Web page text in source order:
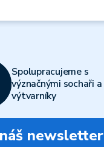
Spolupracujeme s
význačnými sochaři a
výtvarníky
newsletter